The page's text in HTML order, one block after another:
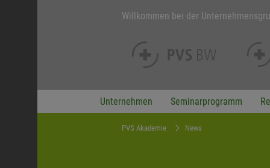
Willkommen bei der
Unternehmen Seminarprogramm
PVS Akademie News